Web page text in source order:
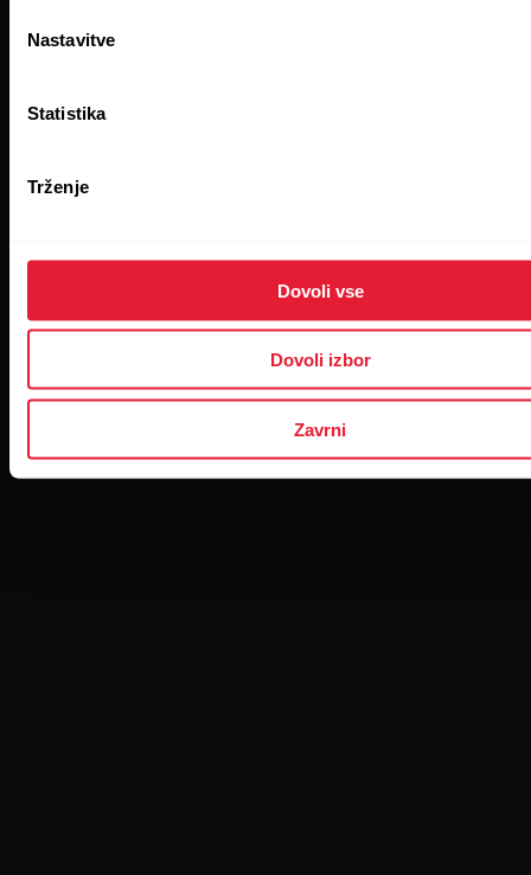
Nastavitve
Statistika
Trženje
Dovoli vse
Dovoli izbor
Zavrni